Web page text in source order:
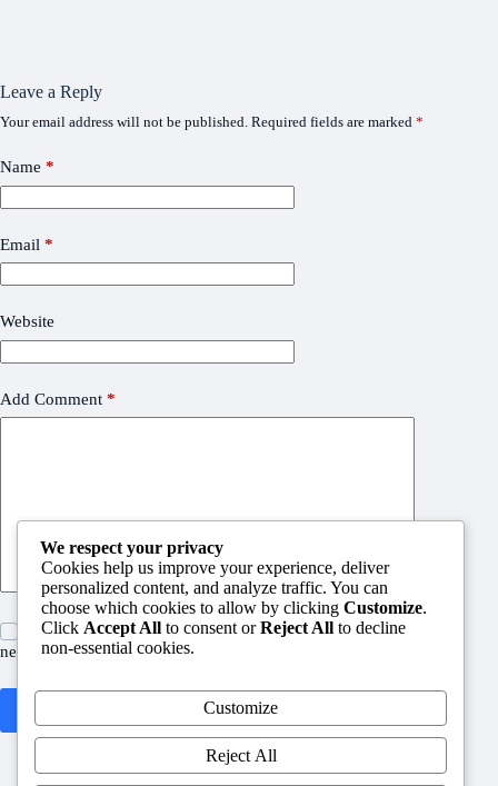
Leave a Reply
Your email address will not be published. Required fields are marked *
Name *
Email *
Website
Add Comment *
Save my name, email and website in this browser for the
next time I comment.
We respect your privacy
Cookies help us improve your experience, deliver
personalized content, and analyze traffic. You can
choose which cookies to allow by clicking Customize.
Click Accept All to consent orReject All to decline
non-essential cookies.
Customize
Reject All